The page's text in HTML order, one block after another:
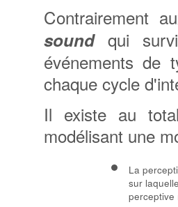
Contrairement
soundqui
événements de
chaque cycle
Il existe au
modélisant une
La
sur